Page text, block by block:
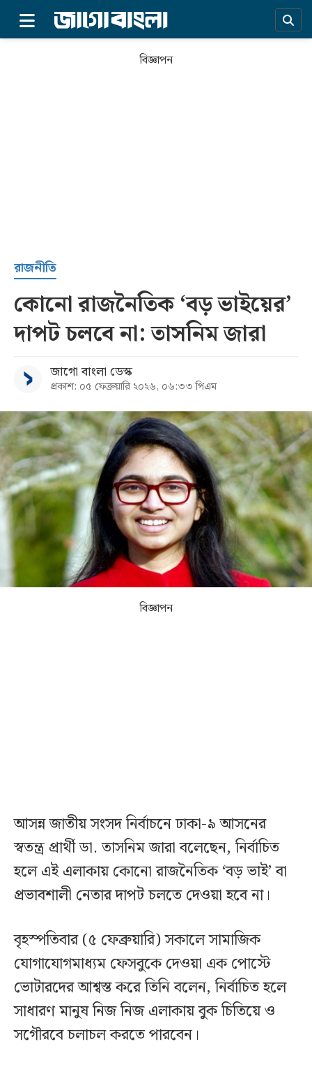
সর্বশেষ
বিভাগ
আর্কাইভ
কনভার্টার
বিজ্ঞাপন
রাজনীতি
কোনো রাজনৈতিক ‘বড় ভাইয়ের’
দাপট চলবে না: তাসনিম জারা
জাগো বাংলা ডেস্ক
প্রকাশ: ০৫ ফেব্রুয়ারি ২০২৬, ০৬:৩৩ পিএম
বিজ্ঞাপন
আসন্ন জাতীয় সংসদ নির্বাচনে ঢাকা-৯ আসনের
স্বতন্ত্র প্রার্থী ডা. তাসনিম জারা বলেছেন, নির্বাচিত
হলে এই এলাকায় কোনো রাজনৈতিক ‘বড় ভাই’ বা
প্রভাবশালী নেতার দাপট চলতে দেওয়া হবে না।
বৃহস্পতিবার (৫ ফেব্রুয়ারি) সকালে সামাজিক
যোগাযোগমাধ্যম ফেসবুকে দেওয়া এক পোস্টে
ভোটারদের আশ্বস্ত করে তিনি বলেন, নির্বাচিত হলে
সাধারণ মানুষ নিজ নিজ এলাকায় বুক চিতিয়ে ও
সগৌরবে চলাচল করতে পারবেন।